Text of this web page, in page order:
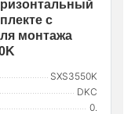
с
монтажа
SXS3550K
DKC
0.